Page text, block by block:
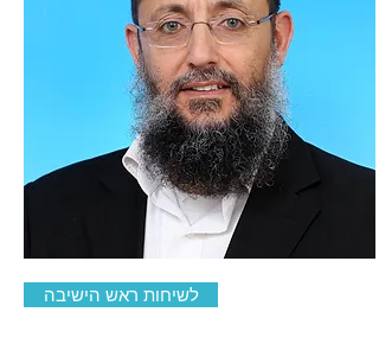
לשיחות ראש הישיבה